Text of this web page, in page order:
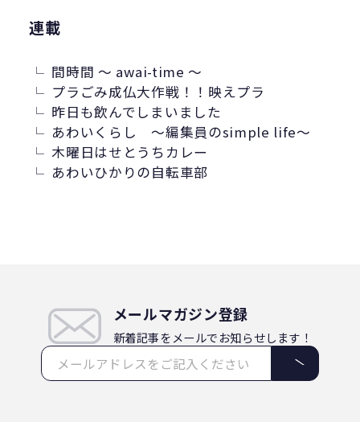
連載
間時間 ～ awai-time ～
プラごみ成仏大作戦！！映えプラ
昨日も飲んでしまいました
あわいくらし ～編集員のsimple life～
木曜日はせとうちカレー
あわいひかりの自転車部
メールマガジン登録
新着記事をメールでお知らせします！